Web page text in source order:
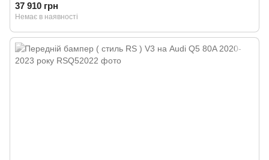
37 910 грн
Немає в наявності